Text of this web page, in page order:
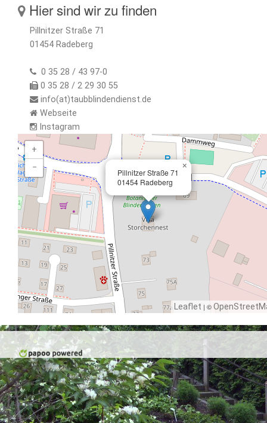
Hier sind wir zu finden
Pillnitzer Straße 71
01454 Radeberg
0 35 28 / 43 97-0
0 35 28 / 2 29 30 55
info(at)taubblindendienst.de
Webseite
Instagram
Pillnitzer Straße 71
01454 Radeberg
×
+
−
Leaflet | ©